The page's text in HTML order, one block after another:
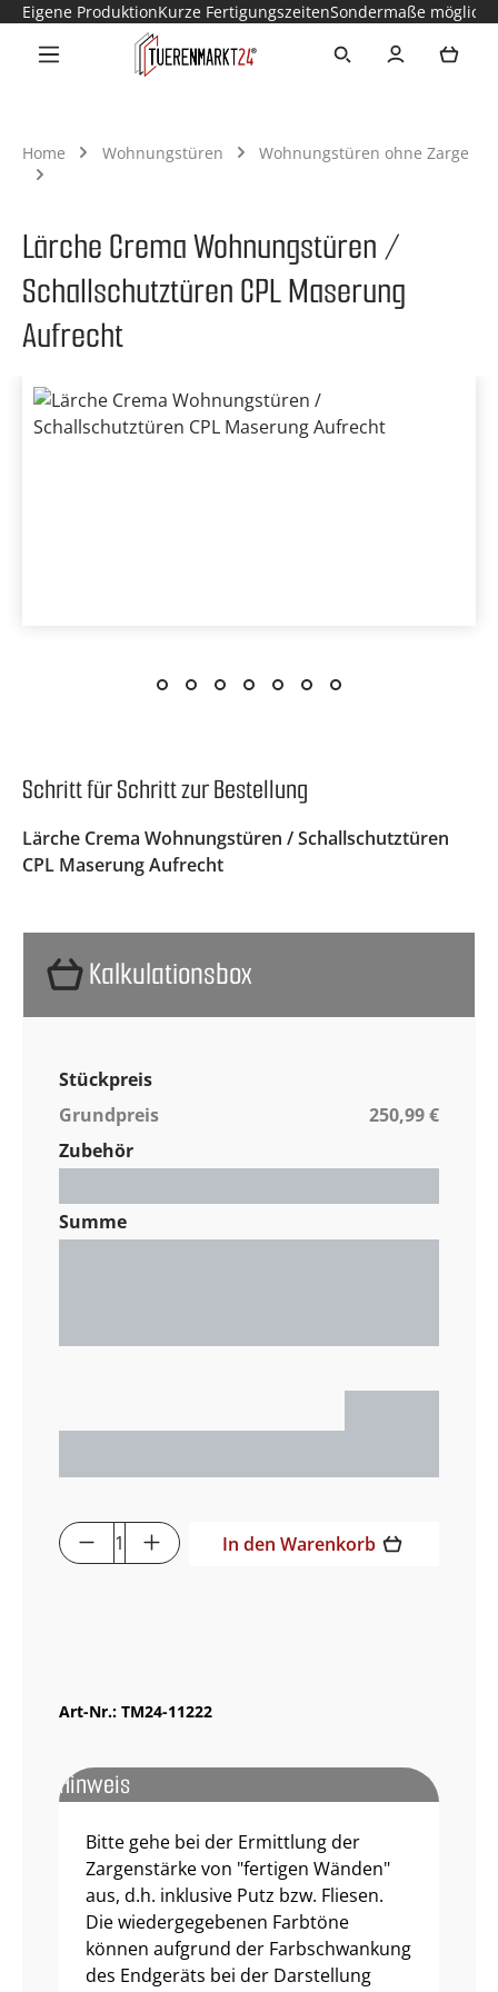
Zum Hauptinhalt springen
Eigene ProduktionKurze FertigungszeitenSondermaße möglich
Home Wohnungstüren Wohnungstüren ohne Zarge
Lärche Crema Wohnungstüren /
Schallschutztüren CPL Maserung
Aufrecht
Bildergalerie überspringen
Schritt für Schritt zur Bestellung
Lärche Crema Wohnungstüren / Schallschutztüren
CPL Maserung Aufrecht
Kalkulationsbox
Stückpreis
Grundpreis
250,99 €
Zubehör
Summe
Produkt Anzahl: Gib den
In den Warenkorb
Art-Nr.: TM24-11222
Hinweis
Bitte gehe bei der Ermittlung der
Zargenstärke von "fertigen Wänden"
aus, d.h. inklusive Putz bzw. Fliesen.
Die wiedergegebenen Farbtöne
können aufgrund der Farbschwankung
des Endgeräts bei der Darstellung